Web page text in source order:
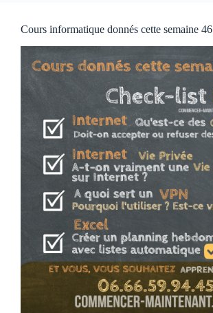
Cours informatique donnés cette semaine 46